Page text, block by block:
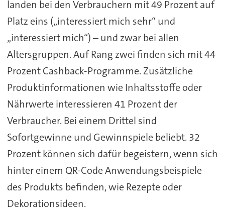
landen bei den Verbrauchern mit 49 Prozent auf
Platz eins („interessiert mich sehr“ und
„interessiert mich“) – und zwar bei allen
Altersgruppen. Auf Rang zwei finden sich mit 44
Prozent Cashback-Programme. Zusätzliche
Produktinformationen wie Inhaltsstoffe oder
Nährwerte interessieren 41 Prozent der
Verbraucher. Bei einem Drittel sind
Sofortgewinne und Gewinnspiele beliebt. 32
Prozent können sich dafür begeistern, wenn sich
hinter einem QR-Code Anwendungsbeispiele
des Produkts befinden, wie Rezepte oder
Dekorationsideen.